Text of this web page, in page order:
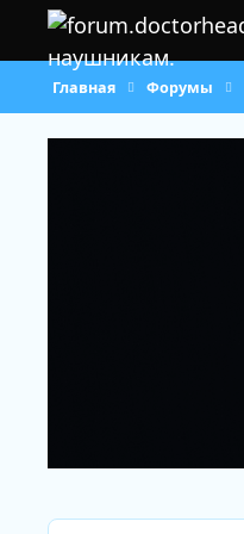
Перейти к содержанию
Главная Форумы